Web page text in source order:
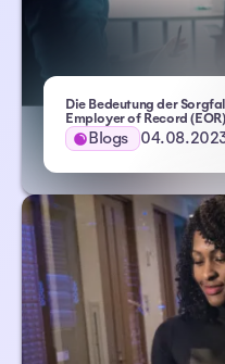
Die Bedeutung der
Employer of Record
Blogs